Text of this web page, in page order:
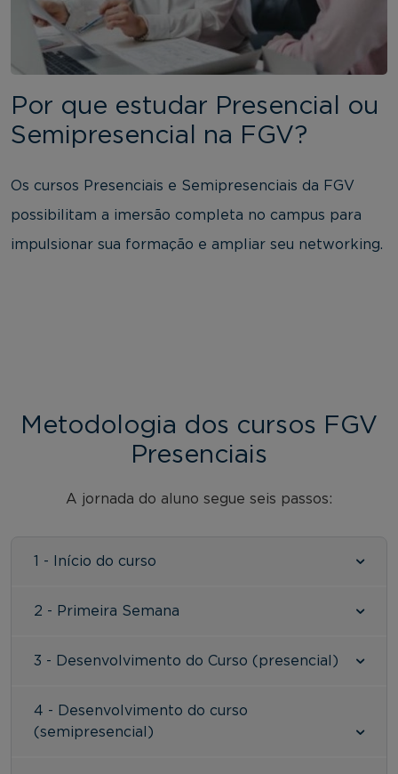
Por que estudar Presencial ou
Semipresencial na FGV?
Os cursos Presenciais e Semipresenciais da FGV
possibilitam a imersão completa no campus para
impulsionar sua formação e ampliar seu networking.
Metodologia dos cursos FGV
Presenciais
A jornada do aluno segue seis passos:
1 - Início do curso
2 - Primeira Semana
3 - Desenvolvimento do Curso (presencial)
4 - Desenvolvimento do curso
(semipresencial)